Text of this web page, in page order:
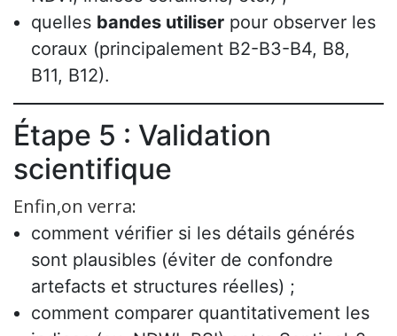
quelles bandes utiliser pour observer les
coraux (principalement B2-B3-B4, B8,
B11, B12).
Étape 5 : Validation
scientifique
Enfin,on verra:
comment vérifier si les détails générés
sont plausibles (éviter de confondre
artefacts et structures réelles) ;
comment comparer quantitativement les